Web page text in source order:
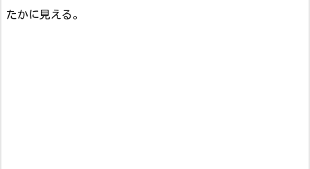
たかに見える。